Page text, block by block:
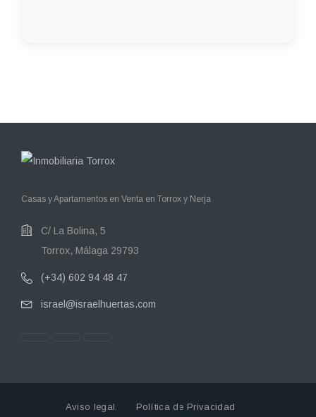
Casas y Apartamentos en Venta en Torrox y Nerja
C/ La Bolina, 5
Torrox, Málaga 29793
(+34) 602 94 48 47
israel@israelhuertas.com
Aviso legal. Política de Privacidad